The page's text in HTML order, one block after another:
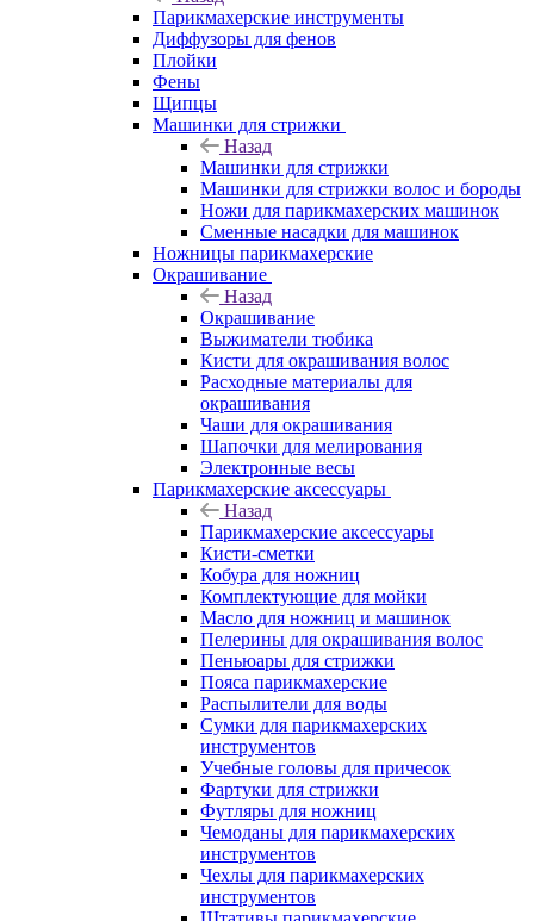
Парикмахерские инструменты
Диффузоры для фенов
Плойки
Фены
Щипцы
Машинки для стрижки
Назад
Машинки для стрижки
Машинки для стрижки волос и бороды
Ножи для парикмахерских машинок
Сменные насадки для машинок
Ножницы парикмахерские
Окрашивание
Назад
Окрашивание
Выжиматели тюбика
Кисти для окрашивания волос
Расходные материалы для
окрашивания
Чаши для окрашивания
Шапочки для мелирования
Электронные весы
Парикмахерские аксессуары
Назад
Парикмахерские аксессуары
Кисти-сметки
Кобура для ножниц
Комплектующие для мойки
Масло для ножниц и машинок
Пелерины для окрашивания волос
Пеньюары для стрижки
Пояса парикмахерские
Распылители для воды
Сумки для парикмахерских
инструментов
Учебные головы для причесок
Фартуки для стрижки
Футляры для ножниц
Чемоданы для парикмахерских
инструментов
Чехлы для парикмахерских
инструментов